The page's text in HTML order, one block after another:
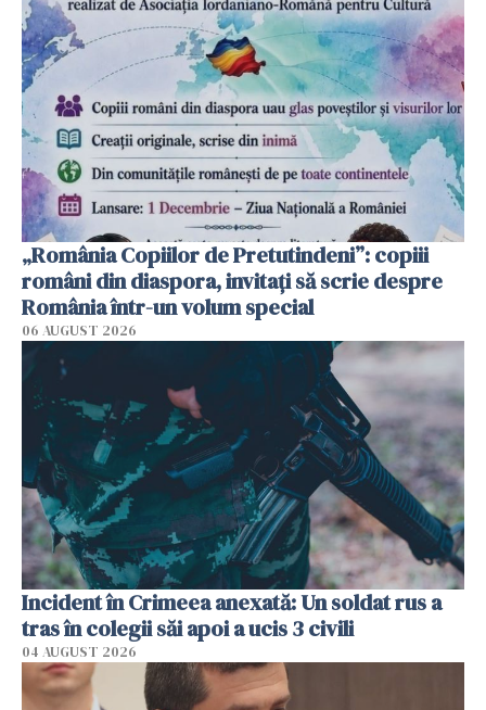
„România Copiilor de Pretutindeni”: copiii
români din diaspora, invitați să scrie despre
România într-un volum special
06 AUGUST 2026
Incident în Crimeea anexată: Un soldat rus a
tras în colegii săi apoi a ucis 3 civili
04 AUGUST 2026